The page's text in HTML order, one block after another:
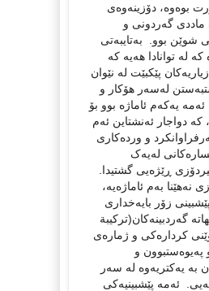
بوه‌وه‌، دۆزینه‌وه‌ی
ماددی گه‌ردونی و
شوێن بوو. به‌تایبه‌تی
له‌ توانادا هه‌یه‌ که‌
پێکبێت له‌ نێوان
له‌سه‌ر هۆکار و
یه‌که‌م ئاماژه‌ بوو بۆ
که‌ دواجار ئه‌نشتاین ئه‌م
و ورده‌کاری
له‌یه‌ک
ڕێژه‌یی گشتیدا.
نه‌هێنا به‌م ئاماژه‌یه‌،
زۆر بایه‌خداری
گه‌ردبینه‌کان(ترکیبة
کرداره‌کی و ژماره‌ی
په‌یوه‌ستبوون و
به‌ یه‌کتریه‌وه‌ له‌ سه‌ر
ئه‌مه‌ پێشبینیه‌کی